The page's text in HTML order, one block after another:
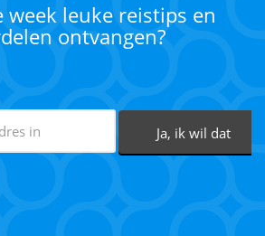
week leuke reistips en
ontvangen?